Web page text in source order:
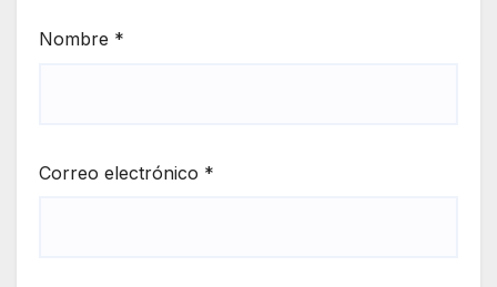
Nombre *
Correo electrónico *